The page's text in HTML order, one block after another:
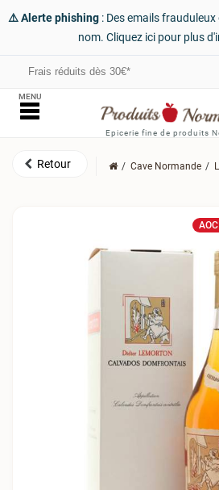
⚠️ Alerte phishing : Des emails
nom. Cliquez ici pour plus
Frais réduits dès 30€*
Epicerie fine de produits
MENU
Cave Normande